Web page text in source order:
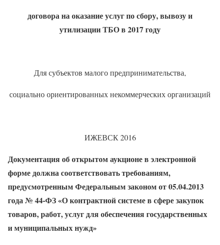
договора на оказание услуг по сбору, вывозу и
утилизации ТБО в 2017 году
Для субъектов малого предпринимательства,
социально ориентированных некоммерческих организаций
ИЖЕВСК 2016
Документация об открытом аукционе в электронной
форме должна соответствовать требованиям,
предусмотренным Федеральным законом от 05.04.2013
года № 44-ФЗ«О контрактной системе в сфере закупок
товаров, работ, услуг для обеспечения государственных
и муниципальных нужд»